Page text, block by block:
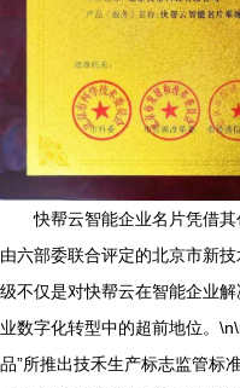
快帮云智能企业名片凭借
由六部委联合评定的北京市新
级不仅是对快帮云在智能企业
业数字化转型中的超前地位。
品”所推出技禾生产标志监管标